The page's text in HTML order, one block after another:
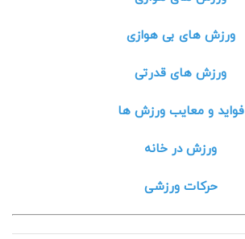
ورزش های بی هوازی
ورزش های قدرتی
فواید و معایب ورزش ها
ورزش در خانه
حرکات ورزشی